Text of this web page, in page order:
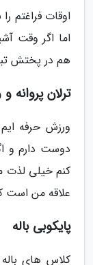
اوقات فراغتم
اما اگر وقت
هم در پختش
ترلان پروانه
ورزش حرفه
دوست دارم و
کنم خیلی
علاقه من است
پایکوبی باله
کلاس های